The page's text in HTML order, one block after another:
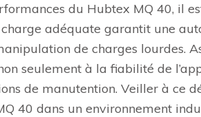
du Hubtex MQ 40, il
adéquate garantit une
de charges lourdes.
seulement à la fiabilité de
de manutention. Veiller à ce
40 dans un environnement